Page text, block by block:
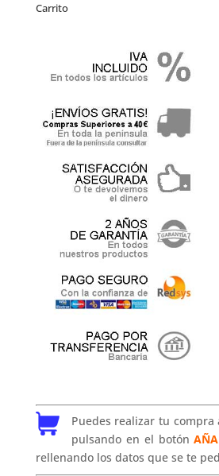
Carrito
Puedes realizar tu compra
pulsando en el botón
rellenando los datos que se te